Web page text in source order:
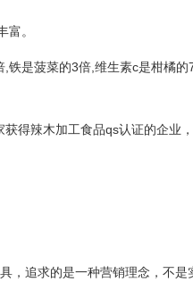
。
是菠菜的3倍,维生素c是柑橘
得辣木加工食品qs认证的企业
追求的是一种营销理念，不是